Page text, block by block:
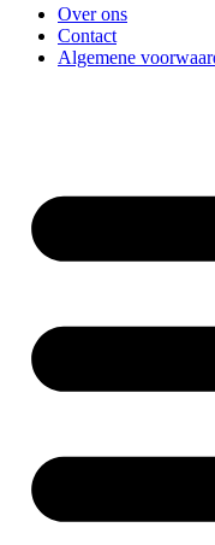
Over ons
Contact
Algemene